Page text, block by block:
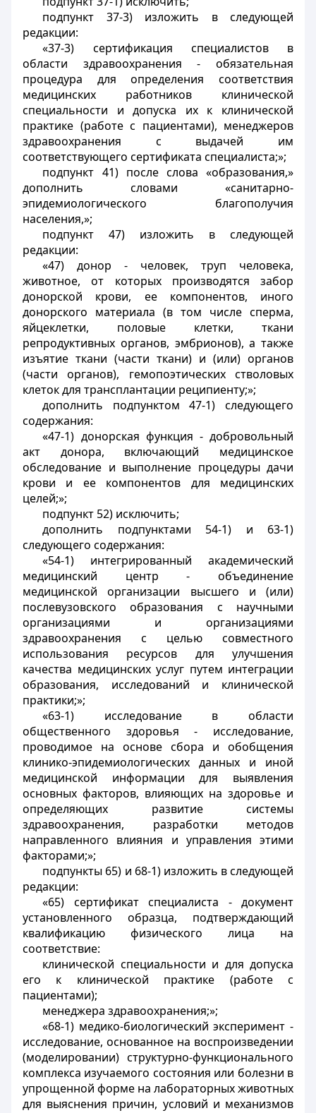
подпункт 37-3) изложить в следующей
редакции:
«37-3) сертификация специалистов в
области здравоохранения - обязательная
процедура для определения соответствия
медицинских работников клинической
специальности и допуска их к клинической
практике (работе с пациентами), менеджеров
здравоохранения с выдачей им
соответствующего сертификата специалиста;»;
подпункт 41) после слова «образования,»
дополнить словами «санитарно-
эпидемиологического благополучия
населения,»;
подпункт 47) изложить в следующей
редакции:
«47) донор - человек, труп человека,
животное, от которых производятся забор
донорской крови, ее компонентов, иного
донорского материала (в том числе сперма,
яйцеклетки, половые клетки, ткани
репродуктивных органов, эмбрионов), а также
изъятие ткани (части ткани) и (или) органов
(части органов), гемопоэтических стволовых
клеток для трансплантации реципиенту;»;
дополнить подпунктом 47-1) следующего
содержания:
«47-1) донорская функция - добровольный
акт донора, включающий медицинское
обследование и выполнение процедуры дачи
крови и ее компонентов для медицинских
целей;»;
подпункт 52) исключить;
дополнить подпунктами 54-1) и 63-1)
следующего содержания:
«54-1) интегрированный академический
медицинский центр - объединение
медицинской организации высшего и (или)
послевузовского образования с научными
организациями и организациями
здравоохранения с целью совместного
использования ресурсов для улучшения
качества медицинских услуг путем интеграции
образования, исследований и клинической
практики;»;
«63-1) исследование в области
общественного здоровья - исследование,
проводимое на основе сбора и обобщения
клинико-эпидемиологических данных и иной
медицинской информации для выявления
основных факторов, влияющих на здоровье и
определяющих развитие системы
здравоохранения, разработки методов
направленного влияния и управления этими
факторами;»;
подпункты 65) и 68-1) изложить в следующей
редакции:
«65) сертификат специалиста - документ
установленного образца, подтверждающий
квалификацию физического лица на
соответствие:
клинической специальности и для допуска
его к клинической практике (работе с
пациентами);
менеджера здравоохранения;»;
«68-1) медико-биологический эксперимент -
исследование, основанное на воспроизведении
(моделировании) структурно-функционального
комплекса изучаемого состояния или болезни в
упрощенной форме на лабораторных животных
для выяснения причин, условий и механизмов